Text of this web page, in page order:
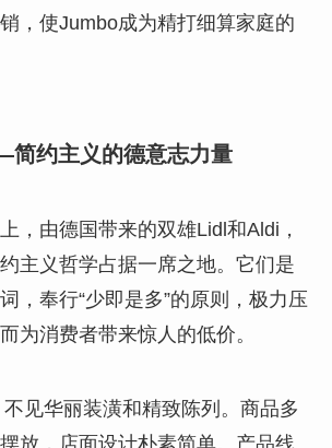
，使Jumbo成为精打细算家庭的
约主义的德意志力量
，由德国带来的双雄Lidl和Aldi，
主义哲学占据一席之地。它们是
，奉行“少即是多”的原则，极力压
为消费者带来惊人的低价。
见华丽装潢和精致陈列。商品多